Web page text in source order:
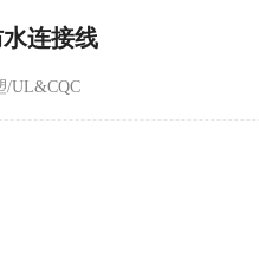
连接线
/UL&CQC